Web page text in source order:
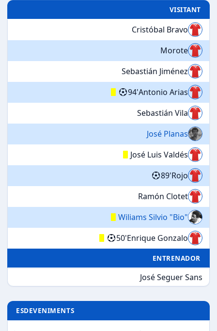
VISITANT
Cristóbal Bravo
Morote
Sebastián Jiménez
94'Antonio Arias
Sebastián Vila
José Planas
José Luis Valdés
89'Rojo
Ramón Clotet
Wiliams Silvio "Bio"
50'Enrique Gonzalo
ENTRENADOR
José Seguer Sans
ESDEVENIMENTS